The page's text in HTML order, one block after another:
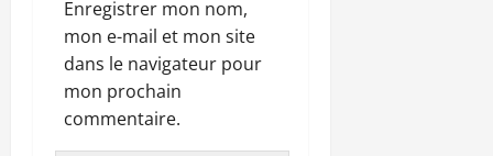
Enregistrer mon nom,
mon e-mail et mon site
dans le navigateur pour
mon prochain
commentaire.